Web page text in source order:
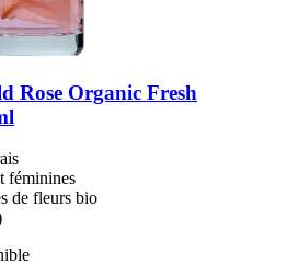
Rose Organic Fresh
féminines
de fleurs bio